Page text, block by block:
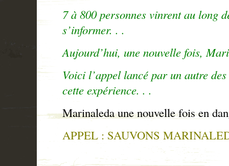
7 à 800 personnes vinrent au long
s’informer. . .
Aujourd’hui, une nouvelle fois,
Voici l’appel lancé par un autre
cette expérience. . .
Marinaleda une nouvelle fois en
APPEL : SAUVONS